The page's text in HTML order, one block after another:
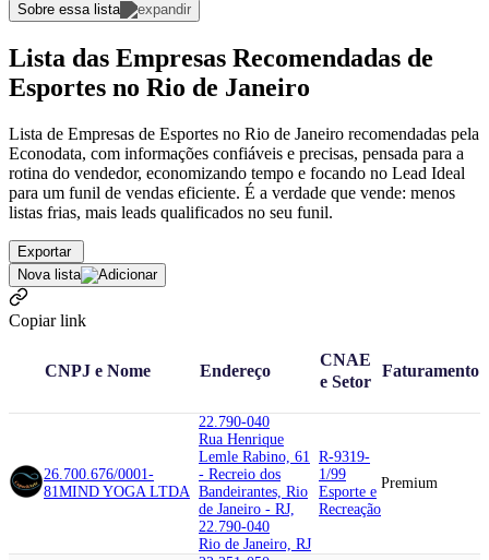
Sobre essa lista
Lista das Empresas Recomendadas de
Esportes no Rio de Janeiro
Lista de Empresas de Esportes no Rio de Janeiro recomendadas pela
Econodata, com informações confiáveis e precisas, pensada para a
rotina do vendedor, economizando tempo e focando no Lead Ideal
para um funil de vendas eficiente. É a verdade que vende: menos
listas frias, mais leads qualificados no seu funil.
Exportar
Nova lista
Copiar link
CNPJ e Nome Endereço
CNAE
e Setor
Faturamento
26.700.676/0001-
81MIND YOGA LTDA
22.790-040
Rua Henrique
Lemle Rabino, 61
- Recreio dos
Bandeirantes, Rio
de Janeiro - RJ,
22.790-040
Rio de Janeiro, RJ
R-9319-
1/99
Esporte e
Recreação
Premium